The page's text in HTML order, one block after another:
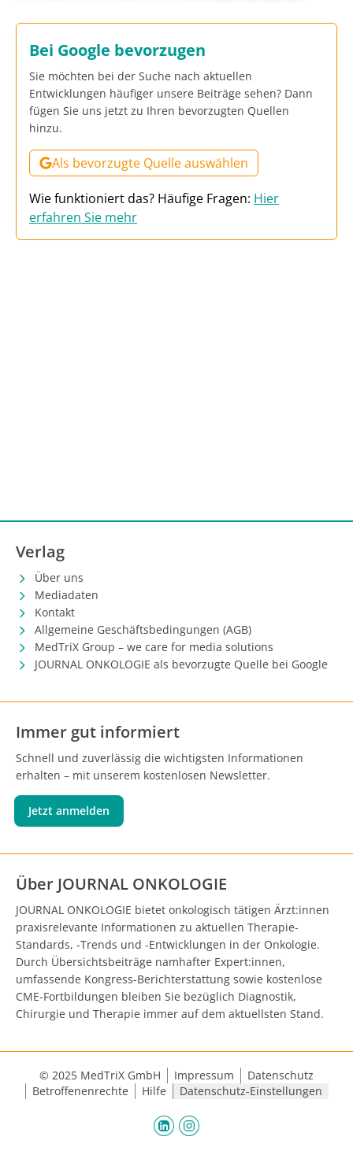
Bei Google bevorzugen
Sie möchten bei der Suche nach aktuellen
Entwicklungen häufiger unsere Beiträge sehen? Dann
fügen Sie uns jetzt zu Ihren bevorzugten Quellen
hinzu.
Als bevorzugte Quelle auswählen
Wie funktioniert das? Häufige Fragen: Hier
erfahren Sie mehr
Verlag
Über uns
Mediadaten
Kontakt
Allgemeine Geschäftsbedingungen (AGB)
MedTriX Group – we care for media solutions
JOURNAL ONKOLOGIE als bevorzugte Quelle bei Google
Immer gut informiert
Schnell und zuverlässig die wichtigsten Informationen
erhalten – mit unserem kostenlosen Newsletter.
Jetzt anmelden
Über JOURNAL ONKOLOGIE
JOURNAL ONKOLOGIE bietet onkologisch tätigen Ärzt:innen
praxisrelevante Informationen zu aktuellen Therapie-
Standards, -Trends und -Entwicklungen in der Onkologie.
Durch Übersichtsbeiträge namhafter Expert:innen,
umfassende Kongress-Berichterstattung sowie kostenlose
CME-Fortbildungen bleiben Sie bezüglich Diagnostik,
Chirurgie und Therapie immer auf dem aktuellsten Stand.
© 2025 MedTriX GmbH Impressum
Datenschutz
Betroffenenrechte
Hilfe Datenschutz-Einstellungen